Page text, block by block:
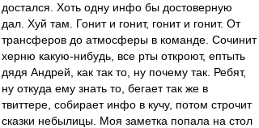
достался. Хоть одну инфо бы достоверную
дал. Хуй там. Гонит и гонит, гонит и гонит. От
трансферов до атмосферы в команде. Сочинит
херню какую-нибудь, все рты откроют, ептыть
дядя Андрей, как так то, ну почему так. Ребят,
ну откуда ему знать то, бегает так же в
твиттере, собирает инфо в кучу, потом строчит
сказки небылицы. Моя заметка попала на стол